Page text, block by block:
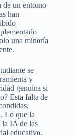
de un entorno
han
una minoría
se
y
genuina si
Esta falta de
Lo que la
la IA de las
educativo.